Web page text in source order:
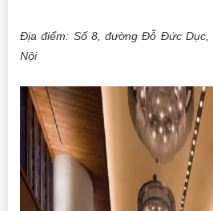
Địa điểm: Số 8, đường Đỗ Đức Dục,
Nội